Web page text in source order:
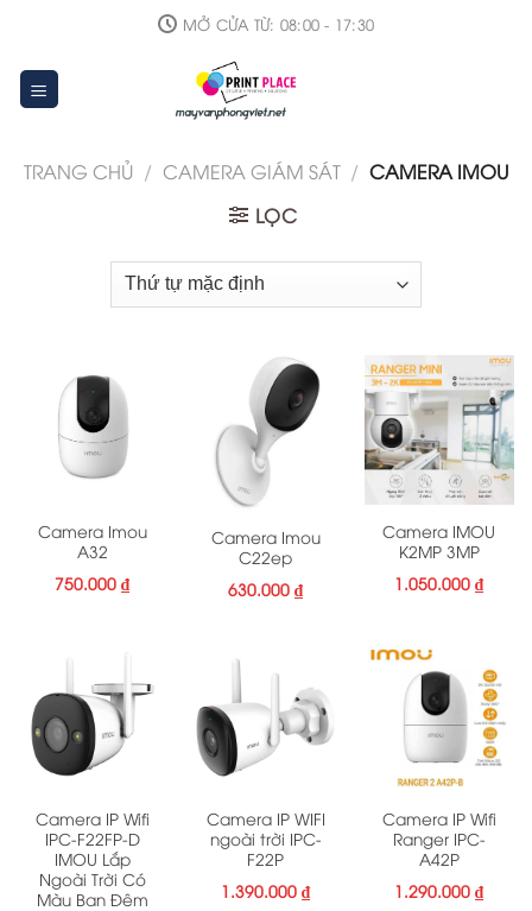
content
MỞ CỬA TỪ: 08:00 - 17:30
TRANG CHỦ / CAMERA GIÁM SÁT / CAMERA IMOU
LỌC
Camera Imou
A32
750.000₫
Camera Imou
C22ep
630.000₫
Camera IMOU
K2MP 3MP
1.050.000₫
Camera IP Wifi
IPC-F22FP-D
IMOU Lắp
Ngoài Trời Có
Màu Ban Đêm
Camera IP WIFI
ngoài trời IPC-
F22P
1.390.000₫
Camera IP Wifi
Ranger IPC-
A42P
1.290.000₫